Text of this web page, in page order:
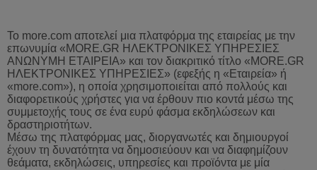
Το more.com αποτελεί μια πλατφόρμα της εταιρείας με την
επωνυμία «MORE.GR ΗΛΕΚΤΡΟΝΙΚΕΣ ΥΠΗΡΕΣΙΕΣ
ΑΝΩΝΥΜΗ ΕΤΑΙΡΕΙΑ» και τον διακριτικό τίτλο «MORE.GR
ΗΛΕΚΤΡΟΝΙΚΕΣ ΥΠΗΡΕΣΙΕΣ» (εφεξής η «Εταιρεία» ή
«more.com»), η οποία χρησιμοποιείται από πολλούς και
διαφορετικούς χρήστες για να έρθουν πιο κοντά μέσω της
συμμετοχής τους σε ένα ευρύ φάσμα εκδηλώσεων και
δραστηριοτήτων.
Μέσω της πλατφόρμας μας, διοργανωτές και δημιουργοί
έχουν τη δυνατότητα να δημοσιεύουν και να διαφημίζουν
θεάματα, εκδηλώσεις, υπηρεσίες και προϊόντα με μία